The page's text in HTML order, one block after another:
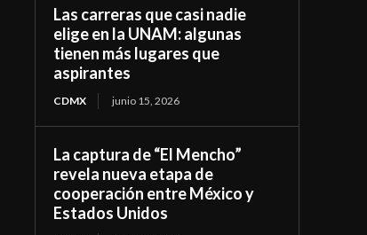
Las carreras que casi nadie
elige en la UNAM: algunas
tienen más lugares que
aspirantes
CDMX junio 15, 2026
La captura de “El Mencho”
revela nueva etapa de
cooperación entre México y
Estados Unidos